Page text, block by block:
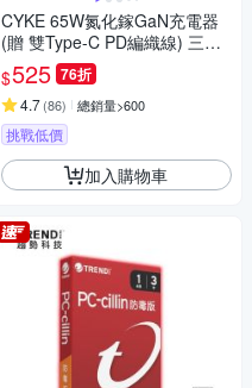
CYKE 65W氮化鎵GaN充電器
(贈 雙Type-C PD編織線) 三孔
數顯PD快充頭 TYPE-C USB
$525 76折
4.7(86) 總銷量>600
挑戰低價
加入購物車